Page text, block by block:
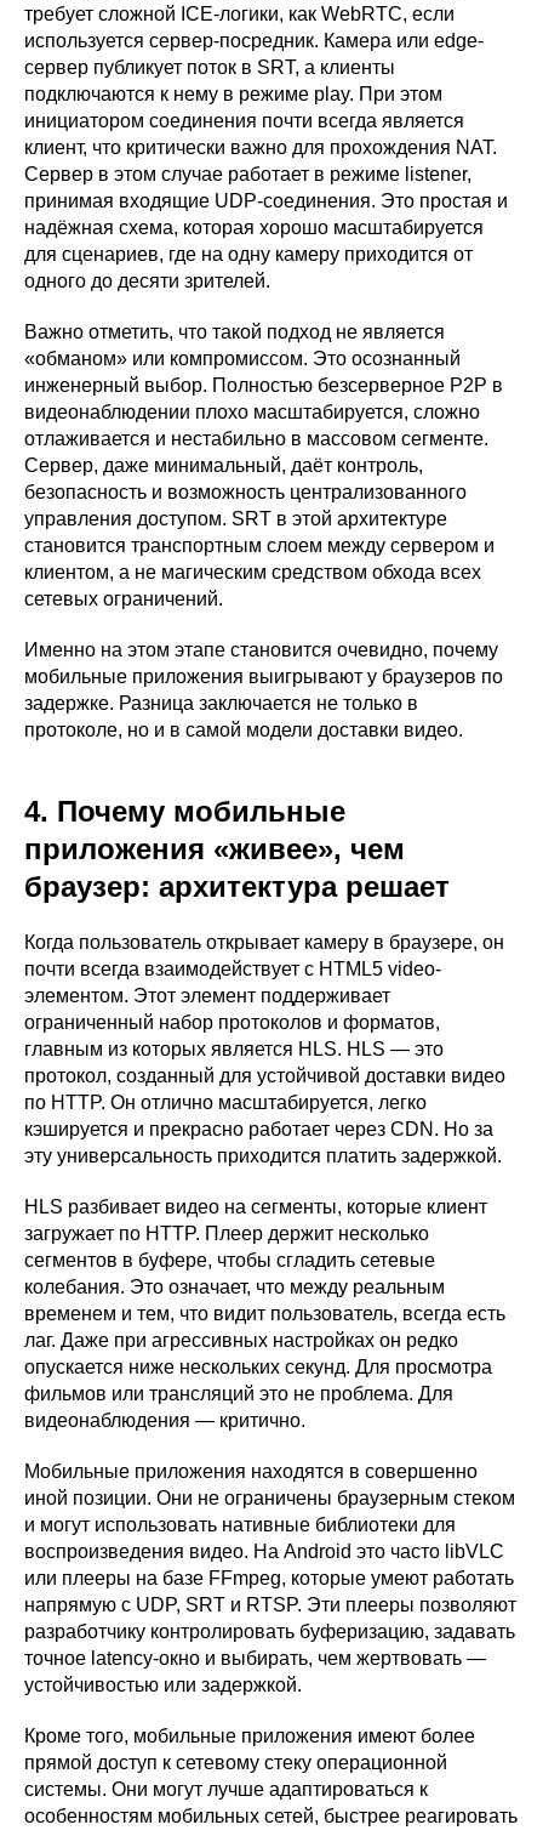
требует сложной ICE-логики, как WebRTC, если
используется сервер-посредник. Камера или edge-
сервер публикует поток в SRT, а клиенты
подключаются к нему в режиме play. При этом
инициатором соединения почти всегда является
клиент, что критически важно для прохождения NAT.
Сервер в этом случае работает в режиме listener,
принимая входящие UDP-соединения. Это простая и
надёжная схема, которая хорошо масштабируется
для сценариев, где на одну камеру приходится от
одного до десяти зрителей.
Важно отметить, что такой подход не является
«обманом» или компромиссом. Это осознанный
инженерный выбор. Полностью безсерверное P2P в
видеонаблюдении плохо масштабируется, сложно
отлаживается и нестабильно в массовом сегменте.
Сервер, даже минимальный, даёт контроль,
безопасность и возможность централизованного
управления доступом. SRT в этой архитектуре
становится транспортным слоем между сервером и
клиентом, а не магическим средством обхода всех
сетевых ограничений.
Именно на этом этапе становится очевидно, почему
мобильные приложения выигрывают у браузеров по
задержке. Разница заключается не только в
протоколе, но и в самой модели доставки видео.
4. Почему мобильные
приложения «живее», чем
браузер: архитектура решает
Когда пользователь открывает камеру в браузере, он
почти всегда взаимодействует с HTML5 video-
элементом. Этот элемент поддерживает
ограниченный набор протоколов и форматов,
главным из которых является HLS. HLS — это
протокол, созданный для устойчивой доставки видео
по HTTP. Он отлично масштабируется, легко
кэшируется и прекрасно работает через CDN. Но за
эту универсальность приходится платить задержкой.
HLS разбивает видео на сегменты, которые клиент
загружает по HTTP. Плеер держит несколько
сегментов в буфере, чтобы сгладить сетевые
колебания. Это означает, что между реальным
временем и тем, что видит пользователь, всегда есть
лаг. Даже при агрессивных настройках он редко
опускается ниже нескольких секунд. Для просмотра
фильмов или трансляций это не проблема. Для
видеонаблюдения — критично.
Мобильные приложения находятся в совершенно
иной позиции. Они не ограничены браузерным стеком
и могут использовать нативные библиотеки для
воспроизведения видео. На Android это часто libVLC
или плееры на базе FFmpeg, которые умеют работать
напрямую с UDP, SRT и RTSP. Эти плееры позволяют
разработчику контролировать буферизацию, задавать
точное latency-окно и выбирать, чем жертвовать —
устойчивостью или задержкой.
Кроме того, мобильные приложения имеют более
прямой доступ к сетевому стеку операционной
системы. Они могут лучше адаптироваться к
особенностям мобильных сетей, быстрее реагировать